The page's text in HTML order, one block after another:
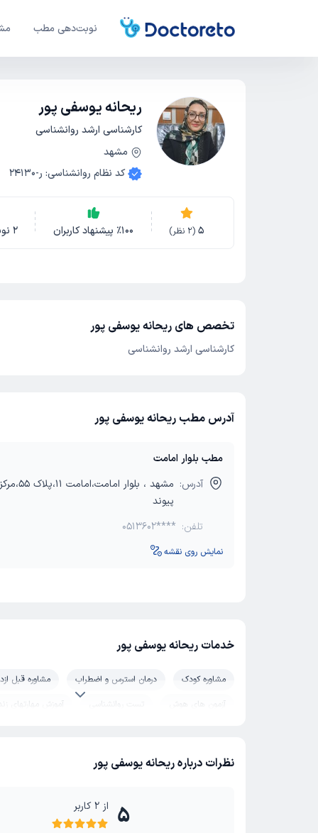
نوبت‌دهی مطب
ریحانه یوسفی پور
کارشناسی ارشد روانشناسی
مشهد
کد نظام روانشناسی: ر-24130
5
(
2 نظر) ٪100 پیشنهاد کاربران 2
تخصص های ریحانه یوسفی پور
کارشناسی ارشد روانشناسی
آدرس مطب ریحانه یوسفی پور
مطب بلوار امامت
آدرس:
مشهد ، بلوار
پیوند
تلفن: 0513602****
نمایش روی نقشه
خدمات ریحانه یوسفی پور
مشاوره کودک درمان استرس و اضطراب
مشاوره قبل
آزمون های هوش
تست روانشناسی
آموزش مهارتهای
نظرات درباره ریحانه یوسفی پور
5 از 2کاربر